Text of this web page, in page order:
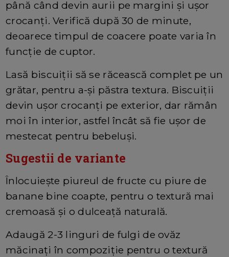
până când devin aurii pe margini și ușor
crocanți. Verifică după 30 de minute,
deoarece timpul de coacere poate varia în
funcție de cuptor.
Lasă biscuiții să se răcească complet pe un
grătar, pentru a-și păstra textura. Biscuiții
devin ușor crocanți pe exterior, dar rămân
moi în interior, astfel încât să fie ușor de
mestecat pentru bebeluși.
Sugestii de variante
Înlocuiește piureul de fructe cu piure de
banane bine coapte, pentru o textură mai
cremoasă și o dulceață naturală.
Adaugă 2-3 linguri de fulgi de ovăz
măcinați în compoziție pentru o textură